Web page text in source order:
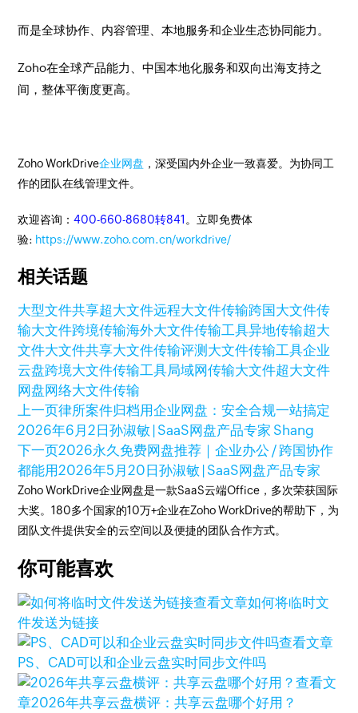
而是全球协作、内容管理、本地服务和企业生态协同能力。
Zoho在全球产品能力、中国本地化服务和双向出海支持之
间，整体平衡度更高。
Zoho WorkDrive企业网盘 ，深受国内外企业一致喜爱。为协同工
作的团队在线管理文件。
欢迎咨询：400-660-8680转841 。立即免费体
验: https://www.zoho.com.cn/workdrive/
相关话题
大型文件共享超大文件远程大文件传输跨国大文件传
输大文件跨境传输海外大文件传输工具异地传输超大
文件大文件共享大文件传输评测 大文件传输工具企业
云盘跨境大文件传输工具局域网传输大文件超大文件
网盘网络大文件传输
上一页律所案件归档用企业网盘：安全合规一站搞定
2026年6月2日孙淑敏 | SaaS网盘产品专家 Shang
下一页2026永久免费网盘推荐｜企业办公 / 跨国协作
都能用2026年5月20日孙淑敏 | SaaS网盘产品专家
Zoho WorkDrive企业网盘是一款SaaS云端Office，多次荣获国际
大奖。180多个国家的10万+企业在Zoho WorkDrive的帮助下，为
团队文件提供安全的云空间以及便捷的团队合作方式。
你可能喜欢
查看文章如何将临时文
件发送为链接
查看文章
PS、CAD可以和企业云盘实时同步文件吗
查看文
章2026年共享云盘横评：共享云盘哪个好用？